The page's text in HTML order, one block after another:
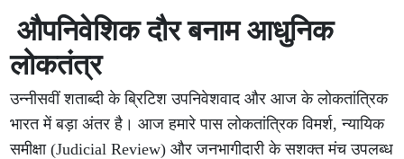
औपनिवेशिक दौर बनाम आधुनिक
लोकतंत्र
उन्नीसवीं शताब्दी के ब्रिटिश उपनिवेशवाद और आज के लोकतांत्रिक
भारत में बड़ा अंतर है। आज हमारे पास लोकतांत्रिक विमर्श, न्यायिक
समीक्षा (Judicial Review) और जनभागीदारी के सशक्त मंच उपलब्ध